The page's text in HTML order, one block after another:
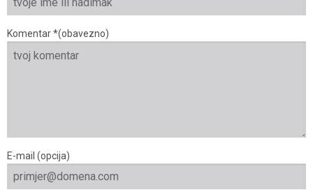
Komentar *(obavezno)
E-mail (opcija)